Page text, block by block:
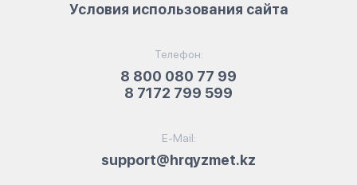
Телефон:
8 800 080 77 99
8 7172 799 599
E-Mail:
support@hrqyzmet.kz
Условия использования сайта